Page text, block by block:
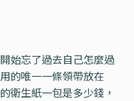
始忘了過去自己怎麼過
的唯一一條領帶放在
衛生紙一包是多少錢，